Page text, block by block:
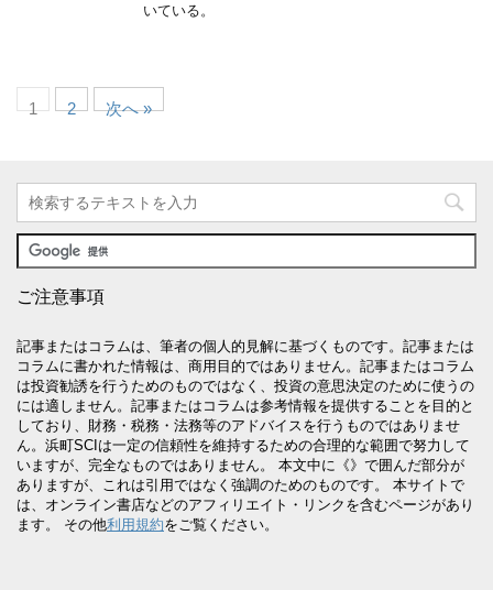
いている。
1 2 次へ »
ご注意事項
記事またはコラムは、筆者の個人的見解に基づくものです。記事または
コラムに書かれた情報は、商用目的ではありません。記事またはコラム
は投資勧誘を行うためのものではなく、投資の意思決定のために使うの
には適しません。記事またはコラムは参考情報を提供することを目的と
しており、財務・税務・法務等のアドバイスを行うものではありませ
ん。浜町SCIは一定の信頼性を維持するための合理的な範囲で努力して
いますが、完全なものではありません。 本文中に《》で囲んだ部分が
ありますが、これは引用ではなく強調のためのものです。 本サイトで
は、オンライン書店などのアフィリエイト・リンクを含むページがあり
ます。 その他利用規約をご覧ください。